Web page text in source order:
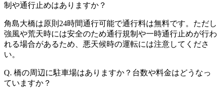
制や通行止めはありますか？
角島大橋は原則24時間通行可能で通行料は無料です。ただし
強風や荒天時には安全のため通行規制や一時通行止めが行わ
れる場合があるため、悪天候時の運転には注意してくださ
い。
Q. 橋の周辺に駐車場はありますか？台数や料金はどうなっ
ていますか？